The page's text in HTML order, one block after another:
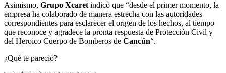
Asimismo, Grupo Xcaret indicó que “desde el primer momento, la
empresa ha colaborado de manera estrecha con las autoridades
correspondientes para esclarecer el origen de los hechos, al tiempo
que reconoce y agradece la pronta respuesta de Protección Civil y
del Heroico Cuerpo de Bomberos de Cancún“.
¿Qué te pareció?